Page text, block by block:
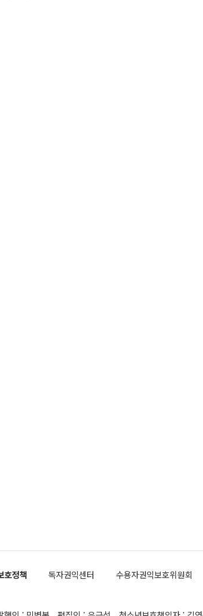
호정책 독자권익센터 수용자권익보호위원회